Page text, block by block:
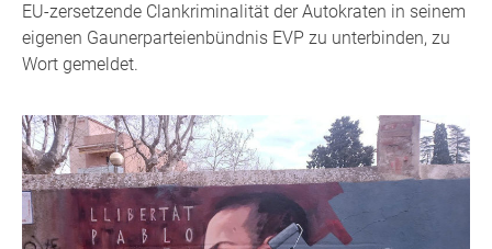
KONTAKT
EU-zersetzende Clankriminalität der Autokraten in seinem
eigenen Gaunerparteienbündnis EVP zu unterbinden, zu
Wort gemeldet.